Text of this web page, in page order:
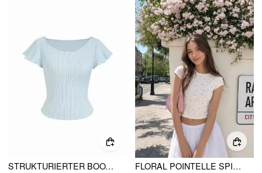
STRUKTURIERTER BOOTSAUSSCHNITT RÜSCHENÄRMEL LATZBESATZ OBERTEIL
FLORAL POINTELLE SPITZENBESATZ KURZARM OBERTEIL